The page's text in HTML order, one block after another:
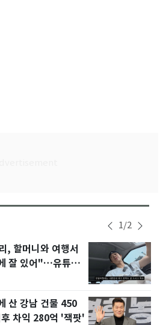
1/2
, 할머니와 여행서
잘 있어"…유튜브
산 강남 건물 450
차익 280억 '잭팟'